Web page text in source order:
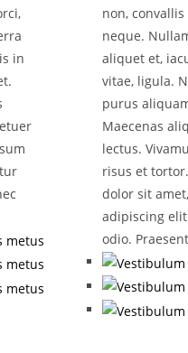
in
non,
neque.
aliquet et,
vitae, ligula.
purus
Maecenas
lectus.
risus et
dolor sit
adipiscing
odio.